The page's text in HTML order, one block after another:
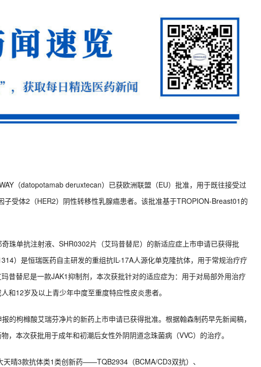
（datopotamab deruxtecan）已获欧洲联盟（EU）批准，用于既往接受过
受体2（HER2）阴性转移性乳腺癌患者。该批准基于TROPION-Breast01的
珠单抗注射液、SHR0302片（艾玛昔替尼）的新适应症上市申请已获得批
）是恒瑞医药自主研发的重组抗IL-17A人源化单克隆抗体，用于常规治疗疗
昔替尼是一款JAK1抑制剂，本次获批针对的适应症为：用于对局部外用治疗
和12岁及以上青少年中度至重度特应性皮炎患者。
的枸橼酸艾瑞芬净片的新药上市申请已获得批准。根据翰森制药早先新闻稿，
，本次获批用于成年和初潮后女性外阴阴道念珠菌病（VVC）的治疗。
晴3款抗体类1类创新药——TQB2934（BCMA/CD3双抗）、